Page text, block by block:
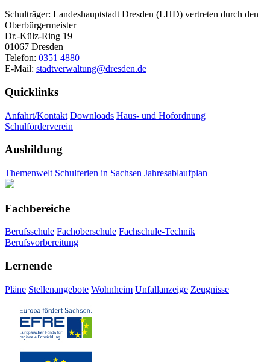
Schulträger: Landeshauptstadt Dresden (LHD) vertreten durch den
Oberbürgermeister
Dr.-Külz-Ring 19
01067 Dresden
Telefon: 0351 4880
E-Mail: stadtverwaltung@dresden.de
Quicklinks
Anfahrt/Kontakt Downloads Haus- und Hofordnung
Schulförderverein
Ausbildung
Themenwelt Schulferien in Sachsen Jahresablaufplan
Fachbereiche
Berufsschule Fachoberschule Fachschule-Technik
Berufsvorbereitung
Lernende
Pläne Stellenangebote Wohnheim Unfallanzeige Zeugnisse